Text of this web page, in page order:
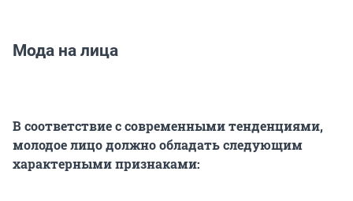
Мода на лица
В соответствие с современными тенденциями,
молодое лицо должно обладать следующим
характерными признаками: